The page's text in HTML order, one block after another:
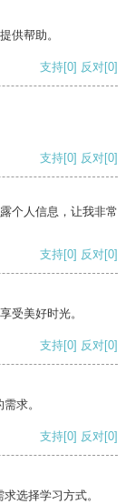
供帮助。
支持[0] 反对[0]
支持[0] 反对[0]
个人信息，让我非常
支持[0] 反对[0]
受美好时光。
支持[0] 反对[0]
求。
支持[0] 反对[0]
选择学习方式。